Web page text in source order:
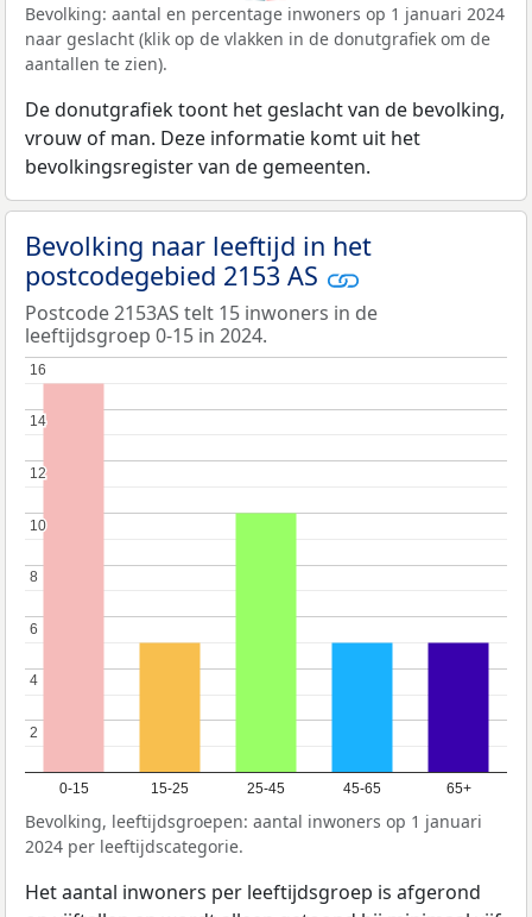
Bevolking: aantal en percentage inwoners op 1 januari 2024
naar geslacht (klik op de vlakken in de donutgrafiek om de
aantallen te zien).
De donutgrafiek toont het geslacht van de bevolking,
vrouw of man. Deze informatie komt uit het
bevolkingsregister van de gemeenten.
Bevolking naar leeftijd in het
postcodegebied 2153 AS
Postcode 2153AS telt 15 inwoners in de
leeftijdsgroep 0-15 in 2024.
0-15 15-25 25-45 45-65 65+
2
2
4
4
6
6
8
8
10
10
12
12
14
14
16
16
Bevolking, leeftijdsgroepen: aantal inwoners op 1 januari
2024 per leeftijdscategorie.
Het aantal inwoners per leeftijdsgroep is afgerond